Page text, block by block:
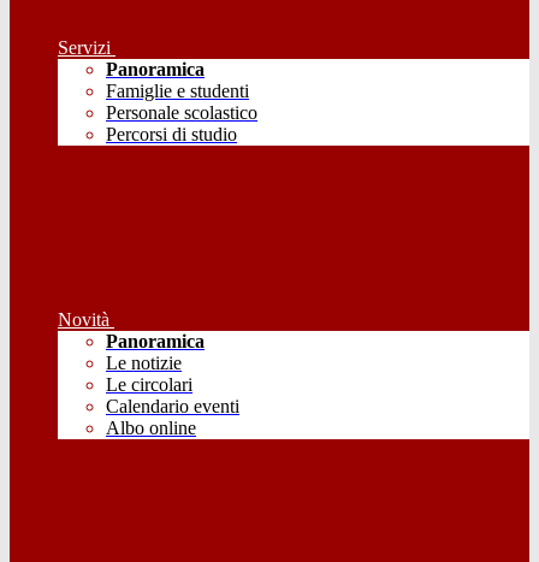
Servizi
Panoramica
Famiglie e studenti
Personale scolastico
Percorsi di studio
Novità
Panoramica
Le notizie
Le circolari
Calendario eventi
Albo online